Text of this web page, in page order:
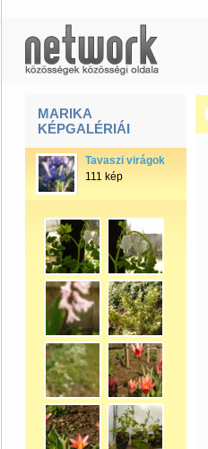
MARIKA
KÉPGALÉRIÁI
Tavaszi virágok
111 kép